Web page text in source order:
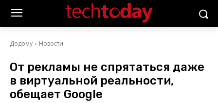
Додому Новости
От рекламы не спрятаться даже
в виртуальной реальности,
обещает Google